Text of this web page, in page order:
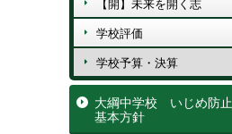
【開】未来を開く志
学校評価
学校予算・決算
大綱中学校 いじめ防止
基本方針